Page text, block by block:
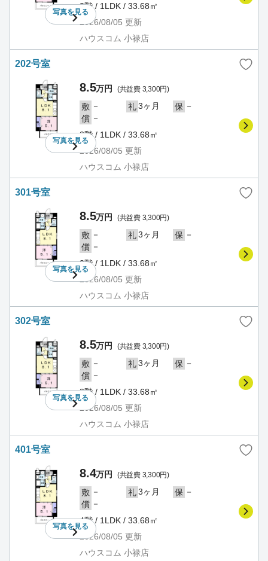
写真を見る
2階 / 1LDK / 33.68㎡
2026/08/05 更新
ハウスコム 小禄店
202号室
写真を見る
8.5万円 (共益費 3,300円)
敷 － 礼3ヶ月 保 －
償 －
2階 / 1LDK / 33.68㎡
2026/08/05 更新
ハウスコム 小禄店
301号室
写真を見る
8.5万円 (共益費 3,300円)
敷 － 礼3ヶ月 保 －
償 －
3階 / 1LDK / 33.68㎡
2026/08/05 更新
ハウスコム 小禄店
302号室
写真を見る
8.5万円 (共益費 3,300円)
敷 － 礼3ヶ月 保 －
償 －
3階 / 1LDK / 33.68㎡
2026/08/05 更新
ハウスコム 小禄店
401号室
写真を見る
8.4万円 (共益費 3,300円)
敷 － 礼3ヶ月 保 －
償 －
4階 / 1LDK / 33.68㎡
2026/08/05 更新
ハウスコム 小禄店